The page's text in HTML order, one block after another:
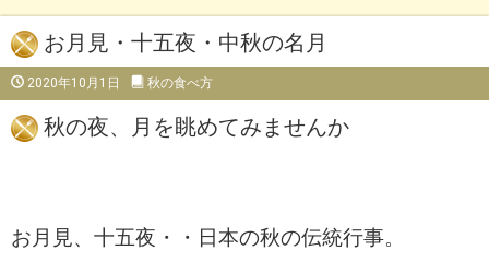
お月見・十五夜・中秋の名月
2020年10月1日 秋の食べ方
秋の夜、月を眺めてみませんか
お月見、十五夜・・日本の秋の伝統行事。